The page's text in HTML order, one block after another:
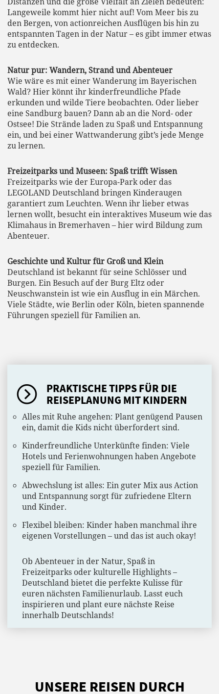
Langeweile kommt hier nicht auf! Vom Meer bis zu
den Bergen, von actionreichen Ausflügen bis hin zu
entspannten Tagen in der Natur – es gibt immer etwas
zu entdecken.
Natur pur: Wandern, Strand und Abenteuer
Wie wäre es mit einer Wanderung im Bayerischen
Wald? Hier könnt ihr kinderfreundliche Pfade
erkunden und wilde Tiere beobachten. Oder lieber
eine Sandburg bauen? Dann ab an die Nord- oder
Ostsee! Die Strände laden zu Spaß und Entspannung
ein, und bei einer Wattwanderung gibt’s jede Menge
zu lernen.
Freizeitparks und Museen: Spaß trifft Wissen
Freizeitparks wie der Europa-Park oder das
LEGOLAND Deutschland bringen Kinderaugen
garantiert zum Leuchten. Wenn ihr lieber etwas
lernen wollt, besucht ein interaktives Museum wie das
Klimahaus in Bremerhaven – hier wird Bildung zum
Abenteuer.
Geschichte und Kultur für Groß und Klein
Deutschland ist bekannt für seine Schlösser und
Burgen. Ein Besuch auf der Burg Eltz oder
Neuschwanstein ist wie ein Ausflug in ein Märchen.
Viele Städte, wie Berlin oder Köln, bieten spannende
Führungen speziell für Familien an.
PRAKTISCHE TIPPS FÜR DIE
REISEPLANUNG MIT KINDERN
Alles mit Ruhe angehen: Plant genügend Pausen
ein, damit die Kids nicht überfordert sind.
Kinderfreundliche Unterkünfte finden: Viele
Hotels und Ferienwohnungen haben Angebote
speziell für Familien.
Abwechslung ist alles: Ein guter Mix aus Action
und Entspannung sorgt für zufriedene Eltern
und Kinder.
Flexibel bleiben: Kinder haben manchmal ihre
eigenen Vorstellungen – und das ist auch okay!
Ob Abenteuer in der Natur, Spaß in
Freizeitparks oder kulturelle Highlights –
Deutschland bietet die perfekte Kulisse für
euren nächsten Familienurlaub. Lasst euch
inspirieren und plant eure nächste Reise
innerhalb Deutschlands!
UNSERE REISEN DURCH